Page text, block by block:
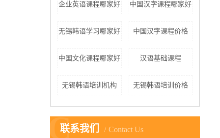
企业英语课程哪家好 中国汉字课程哪家好
无锡韩语学习哪家好 中国汉字课程价格
中国文化课程哪家好 汉语基础课程
无锡韩语培训机构 无锡韩语培训价格
联系我们 Contact Us
C